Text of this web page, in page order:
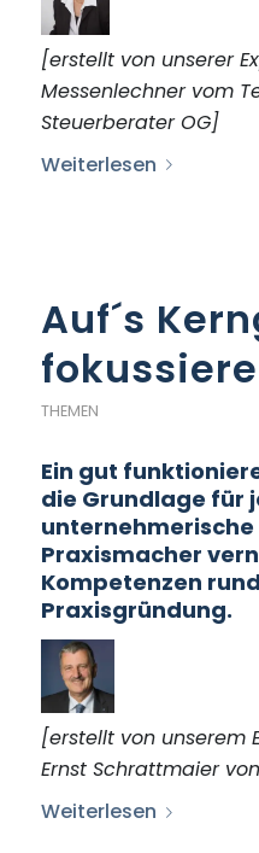
[erstellt von unserer
Messenlechner vom
Steuerberater OG]
Weiterlesen
Auf´s
THEMEN
Ein gut
die Grundlage für
unternehmerische
Praxismacher
Kompetenzen
Praxisgründung.
[erstellt von unserem
Ernst Schrattmaier
Weiterlesen